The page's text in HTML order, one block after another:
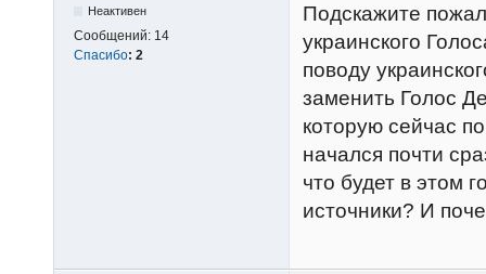
Неактивен
Сообщений: 14
Спасибо: 2
Подскажите
украинского
поводу
заменить Голос
которую сейчас
начался почти
что будет в этом
источники? И